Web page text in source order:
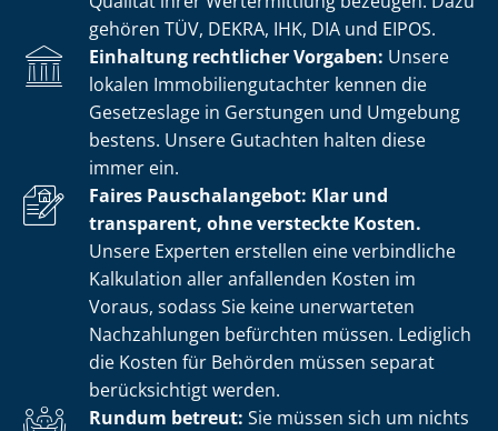
gehören TÜV, DEKRA, IHK, DIA und EIPOS.
Einhaltung rechtlicher Vorgaben: Unsere
lokalen Im­mo­bi­li­en­gut­ach­ter kennen die
Gesetzeslage in Gerstungen und Umgebung
bestens. Unsere Gutachten halten diese
immer ein.
Faires Pauschalangebot: Klar und
transparent, ohne versteckte Kosten.
Unsere Experten erstellen eine verbindliche
Kalkulation aller anfallenden Kosten im
Voraus, sodass Sie keine unerwarteten
Nachzahlungen befürchten müssen. Lediglich
die Kosten für Behörden müssen separat
berücksichtigt werden.
Rundum betreut: Sie müssen sich um nichts